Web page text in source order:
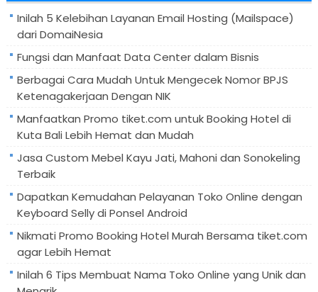
Inilah 5 Kelebihan Layanan Email Hosting (Mailspace)
dari DomaiNesia
Fungsi dan Manfaat Data Center dalam Bisnis
Berbagai Cara Mudah Untuk Mengecek Nomor BPJS
Ketenagakerjaan Dengan NIK
Manfaatkan Promo tiket.com untuk Booking Hotel di
Kuta Bali Lebih Hemat dan Mudah
Jasa Custom Mebel Kayu Jati, Mahoni dan Sonokeling
Terbaik
Dapatkan Kemudahan Pelayanan Toko Online dengan
Keyboard Selly di Ponsel Android
Nikmati Promo Booking Hotel Murah Bersama tiket.com
agar Lebih Hemat
Inilah 6 Tips Membuat Nama Toko Online yang Unik dan